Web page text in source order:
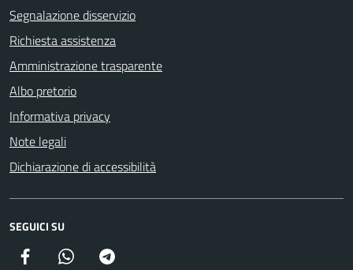
Segnalazione disservizio
Richiesta assistenza
Amministrazione trasparente
Albo pretorio
Informativa privacy
Note legali
Dichiarazione di accessibilità
SEGUICI SU
Facebook Canale della Città di Poggio Mirteto